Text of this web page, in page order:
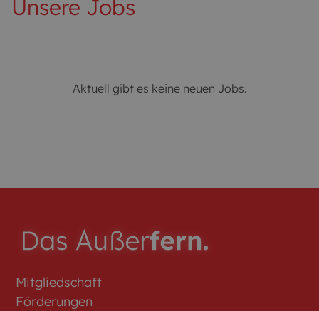
Unsere Jobs
Aktuell gibt es keine neuen Jobs.
Mitgliedschaft
Förderungen